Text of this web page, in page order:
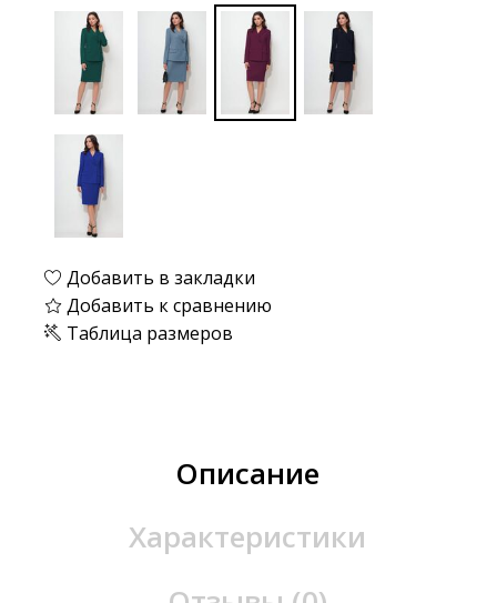
Добавить в закладки
Добавить к сравнению
Таблица размеров
Описание
Характеристики